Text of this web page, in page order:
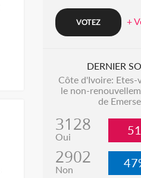
+
DERNIER
Côte d'Ivoire:
le non-
de
3128
Oui
2902
Non